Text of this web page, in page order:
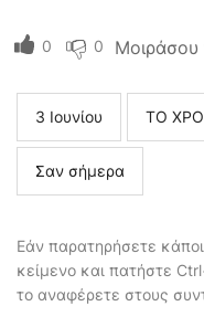
0 0 Μοιράσου
3 Ιουνίου ΤΟ
Σαν σήμερα
Εάν παρατηρήσετε
κείμενο και πατήστε
το αναφέρετε στους